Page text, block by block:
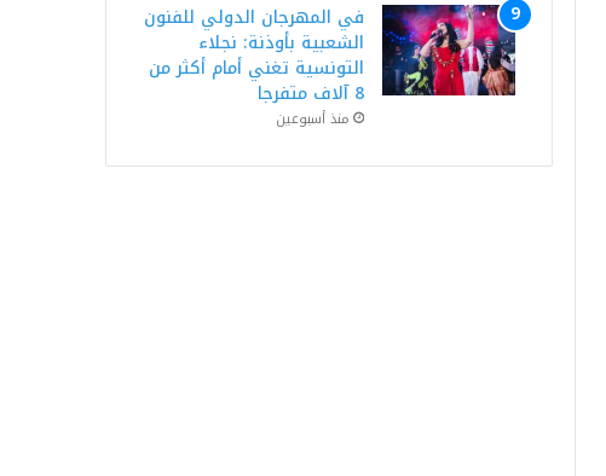
في المهرجان الدولي للفنون
الشعبية بأوذنة: نجلاء
التونسية تغني أمام أكثر من
8 آلاف متفرجا
منذ أسبوعين